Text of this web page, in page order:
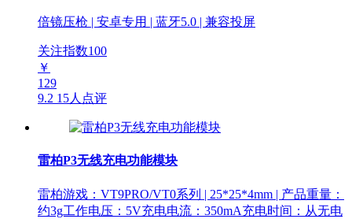
倍镜压枪 | 安卓专用 | 蓝牙5.0 | 兼容投屏
关注指数100
￥
129
9.2 15人点评
雷柏P3无线充电功能模块
雷柏游戏：VT9PRO/VT0系列 | 25*25*4mm | 产品重量：
约3g工作电压：5V充电电流：350mA充电时间：从无电